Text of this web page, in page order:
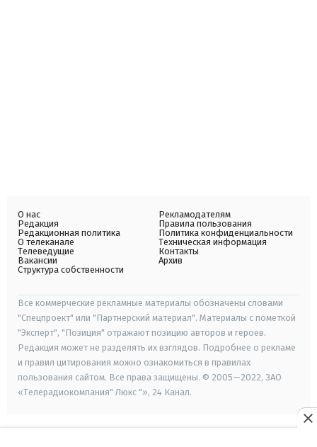
О нас
Редакция
Редакционная политика
О телеканале
Телеведущие
Вакансии
Структура собственности
Рекламодателям
Правила пользования
Политика конфиденциальности
Техническая информация
Контакты
Архив
Все коммерческие рекламные материалы обозначены словами
"Спецпроект" или "Партнерский материал". Материалы с пометкой
"Эксперт", "Позиция" отражают позицию авторов и героев.
Редакция может не разделять их взглядов. Подробнее о рекламе
и правил цитирования можно ознакомиться в правилах
пользования сайтом. Все права защищены. © 2005—2022, ЗАО
«Телерадиокомпания" Люкс "», 24 Канал.